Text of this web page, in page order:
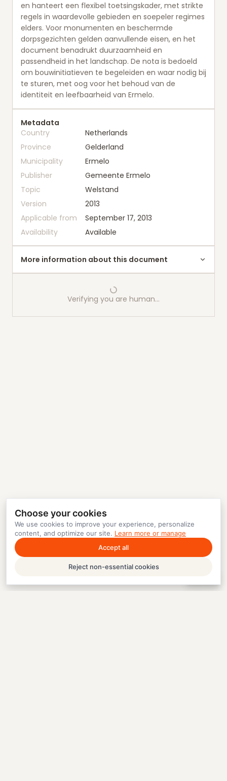
en hanteert een flexibel toetsingskader, met strikte
regels in waardevolle gebieden en soepeler regimes
elders. Voor monumenten en beschermde
dorpsgezichten gelden aanvullende eisen, en het
document benadrukt duurzaamheid en
passendheid in het landschap. De nota is bedoeld
om bouwinitiatieven te begeleiden en waar nodig bij
te sturen, met oog voor het behoud van de
identiteit en leefbaarheid van Ermelo.
Metadata
Country
Netherlands
Province
Gelderland
Municipality
Ermelo
Publisher
Gemeente Ermelo
Topic
Welstand
Version
2013
Applicable from
September 17, 2013
Availability
Available
More information about this document
Verifying you are human…
Choose your cookies
We use cookies to improve your experience, personalize
content, and optimize our site. Learn more or manage
Accept all
Reject non-essential cookies